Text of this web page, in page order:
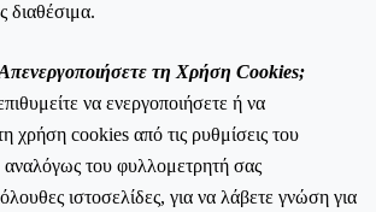
διαθέσιμα.
τη Χρήση Cookies;
να ενεργοποιήσετε ή να
χρήση cookies από τις ρυθμίσεις του
του φυλλομετρητή σας
ιστοσελίδες, για να λάβετε γνώση για